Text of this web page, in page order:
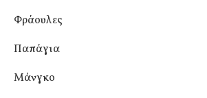
Φράουλες
Παπάγια
Μάνγκο